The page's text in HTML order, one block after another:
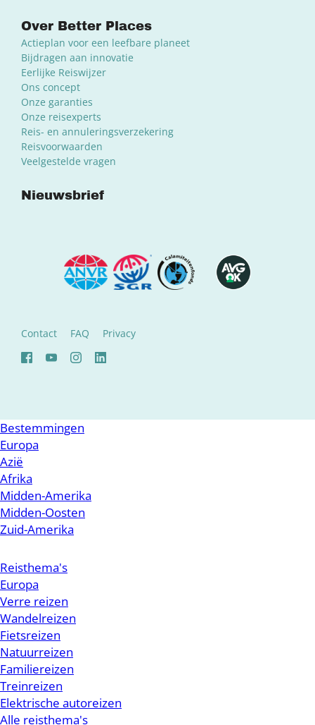
Over Better Places
Actieplan voor een leefbare planeet
Bijdragen aan innovatie
Eerlijke Reiswijzer
Ons concept
Onze garanties
Onze reisexperts
Reis- en annuleringsverzekering
Reisvoorwaarden
Veelgestelde vragen
Nieuwsbrief
Contact FAQ Privacy
Bestemmingen
Europa
Azië
Afrika
Midden-Amerika
Midden-Oosten
Zuid-Amerika
Reisthema's
Europa
Verre reizen
Wandelreizen
Fietsreizen
Natuurreizen
Familiereizen
Treinreizen
Elektrische autoreizen
Alle reisthema's